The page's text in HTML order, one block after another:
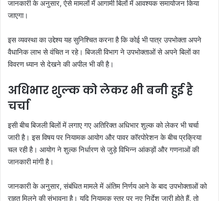
जानकारी के अनुसार, ऐसे मामलों में आगामी बिलों में आवश्यक समायोजन किया
जाएगा।
इस व्यवस्था का उद्देश्य यह सुनिश्चित करना है कि कोई भी पात्र उपभोक्ता अपने
वैधानिक लाभ से वंचित न रहे। बिजली विभाग ने उपभोक्ताओं से अपने बिलों का
विवरण ध्यान से देखने की अपील भी की है।
अधिभार शुल्क को लेकर भी बनी हुई है
चर्चा
इसी बीच बिजली बिलों में लगाए गए अतिरिक्त अधिभार शुल्क को लेकर भी चर्चा
जारी है। इस विषय पर नियामक आयोग और पावर कॉरपोरेशन के बीच प्रक्रिया
चल रही है। आयोग ने शुल्क निर्धारण से जुड़े विभिन्न आंकड़ों और गणनाओं की
जानकारी मांगी है।
जानकारी के अनुसार, संबंधित मामले में अंतिम निर्णय आने के बाद उपभोक्ताओं को
राहत मिलने की संभावना है। यदि नियामक स्तर पर नए निर्देश जारी होते हैं, तो